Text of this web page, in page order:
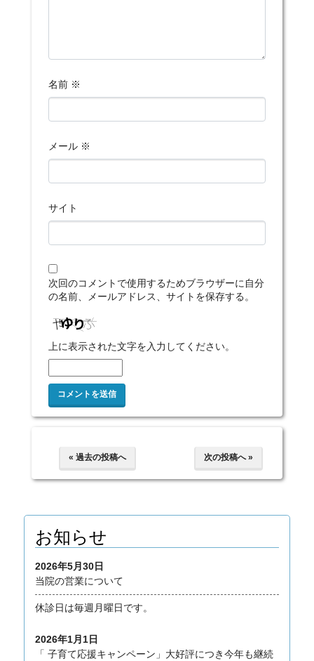
名前 ※
メール ※
サイト
次回のコメントで使用するためブラウザーに自分
の名前、メールアドレス、サイトを保存する。
上に表示された文字を入力してください。
« 過去の投稿へ 次の投稿へ »
お知らせ
2026年5月30日
当院の営業について
休診日は毎週月曜日です。
2026年1月1日
「 子育て応援キャンペーン」大好評につき今年も継続